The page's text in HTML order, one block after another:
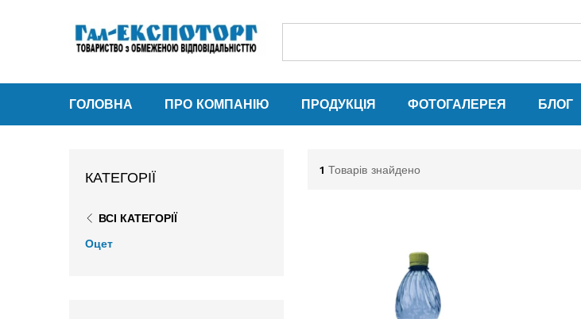
ГОЛОВНА ПРО КОМПАНІЮ ПРОДУКЦІЯ ФОТОГАЛЕРЕЯ БЛОГ
1 Товарів знайдено
КАТЕГОРІЇ
ВСІ КАТЕГОРІЇ
Оцет